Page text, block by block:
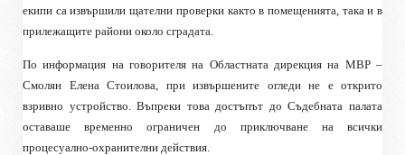
екипи са извършили щателни проверки както в помещенията, така и в
прилежащите райони около сградата.
По информация на говорителя на Областната дирекция на МВР –
Смолян Елена Стоилова, при извършените огледи не е открито
взривно устройство. Въпреки това достъпът до Съдебната палата
оставаше временно ограничен до приключване на всички
процесуално-охранителни действия.